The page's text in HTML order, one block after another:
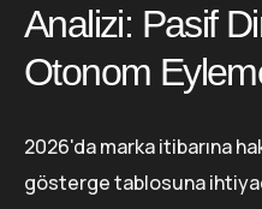
Analizi: Pasif
Otonom
2026'da marka itibarına
gösterge tablosuna